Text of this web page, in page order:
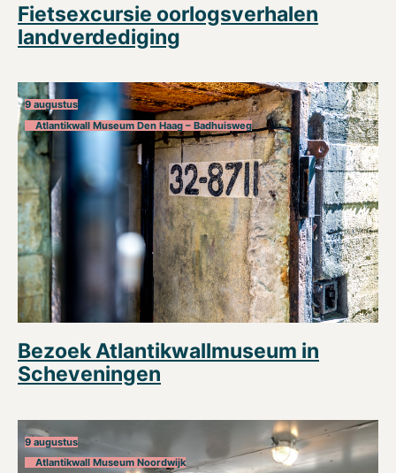
Fietsexcursie oorlogsverhalen
landverdediging
9 augustus
Atlantikwall Museum Den Haag – Badhuisweg
Bezoek Atlantikwallmuseum in
Scheveningen
9 augustus
Atlantikwall Museum Noordwijk